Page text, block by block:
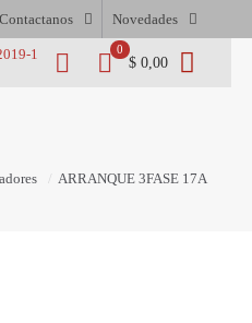
Contactanos Novedades
0
$ 0,00
ARRANQUE 3FASE 17A